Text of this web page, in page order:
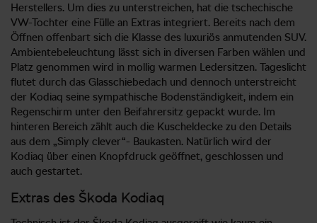
Herstellers. Um dies zu unterstreichen, hat die tschechische
VW-Tochter eine Fülle an Extras integriert. Bereits nach dem
Öffnen offenbart sich die Klasse des luxuriös anmutenden SUV.
Ambientebeleuchtung lässt sich in diversen Farben wählen und
Platz genommen wird in mollig warmen Ledersitzen. Tageslicht
flutet durch das Glasschiebedach und dennoch unterstreicht
der Kodiaq seine sympathische Bodenständigkeit, indem ein
Regenschirm unter den Beifahrersitz gepackt wurde. Im
hinteren Bereich zählt auch die Kuscheldecke zu den Details
aus dem „Simply clever“- Baukasten. Natürlich wird der
Kodiaq über einen Knopfdruck geöffnet, geschlossen und
auch gestartet.
Extras des Škoda Kodiaq